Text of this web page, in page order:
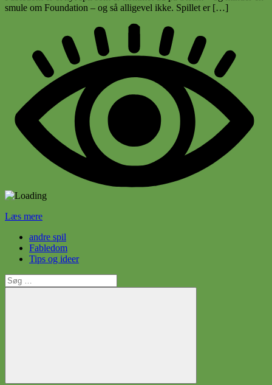
smule om Foundation – og så alligevel ikke. Spillet er […]
Læs mere
andre spil
Fabledom
Tips og ideer
Søg
efter: